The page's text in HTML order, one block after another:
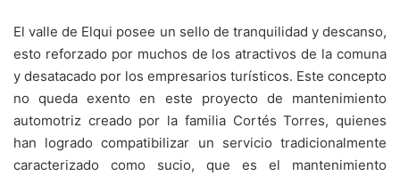
El valle de Elqui posee un sello de tranquilidad y descanso,
esto reforzado por muchos de los atractivos de la comuna
y desatacado por los empresarios turísticos. Este concepto
no queda exento en este proyecto de mantenimiento
automotriz creado por la familia Cortés Torres, quienes
han logrado compatibilizar un servicio tradicionalmente
caracterizado como sucio, que es el mantenimiento